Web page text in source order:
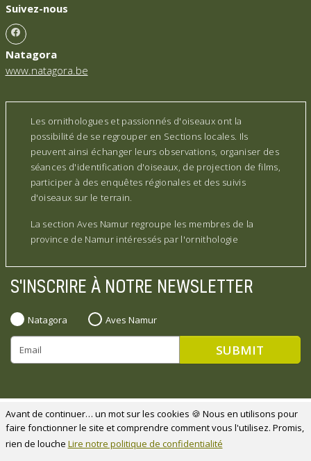
Avant de continuer… un mot sur les cookies 🍪 Nous en utilisons pour
faire fonctionner le site et comprendre comment vous l'utilisez. Promis,
rien de louche Lire notre politique de confidentialité
Suivez-nous
Natagora
www.natagora.be
Les ornithologues et passionnés d'oiseaux ont la
possibilité de se regrouper en Sections locales. Ils
peuvent ainsi échanger leurs observations, organiser des
séances d'identification d'oiseaux, de projection de films,
participer à des enquêtes régionales et des suivis
d'oiseaux sur le terrain.
La section Aves Namur regroupe les membres de la
province de Namur intéressés par l'ornithologie
S'INSCRIRE À NOTRE NEWSLETTER
Natagora Aves Namur
Natagora souhaite remercier ses partenaires